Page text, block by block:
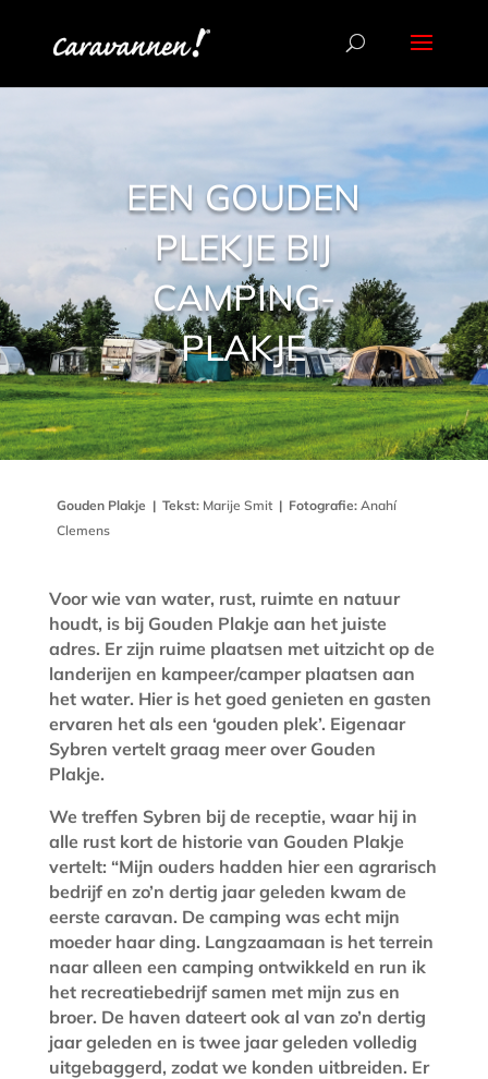
EEN GOUDEN
PLEKJE BIJ
CAMPING-
PLAKJE
Gouden Plakje | Tekst:Marije Smit| Fotografie: Anahí
Clemens
Voor wie van water, rust, ruimte en natuur
houdt, is bij Gouden Plakje aan het juiste
adres. Er zijn ruime plaatsen met uitzicht op de
landerijen en kampeer/camper plaatsen aan
het water. Hier is het goed genieten en gasten
ervaren het als een ‘gouden plek’. Eigenaar
Sybren vertelt graag meer over Gouden
Plakje.
We treffen Sybren bij de receptie, waar hij in
alle rust kort de historie van Gouden Plakje
vertelt: “Mijn ouders hadden hier een agrarisch
bedrijf en zo’n dertig jaar geleden kwam de
eerste caravan. De camping was echt mijn
moeder haar ding. Langzaamaan is het terrein
naar alleen een camping ontwikkeld en run ik
het recreatiebedrijf samen met mijn zus en
broer. De haven dateert ook al van zo’n dertig
jaar geleden en is twee jaar geleden volledig
uitgebaggerd, zodat we konden uitbreiden. Er